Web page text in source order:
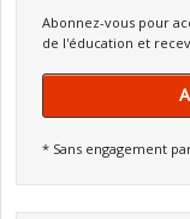
Abonnez-vous pour
de l'éducation et
* Sans engagement